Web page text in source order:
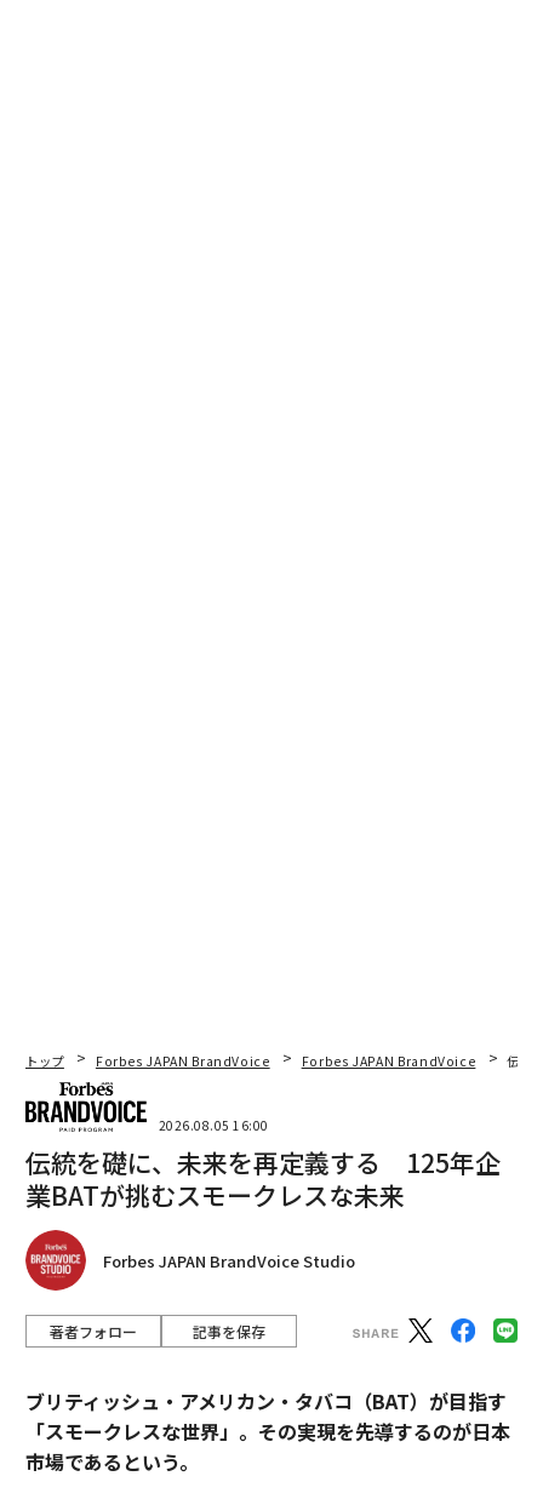
トップ Forbes JAPAN BrandVoice Forbes JAPAN BrandVoice 伝統
2026.08.05 16:00
伝統を礎に、未来を再定義する 125年企
業BATが挑むスモークレスな未来
Forbes JAPAN BrandVoice Studio
著者フォロー 記事を保存
ブリティッシュ・アメリカン・タバコ（BAT）が目指す
「スモークレスな世界」。その実現を先導するのが日本
市場であるという。